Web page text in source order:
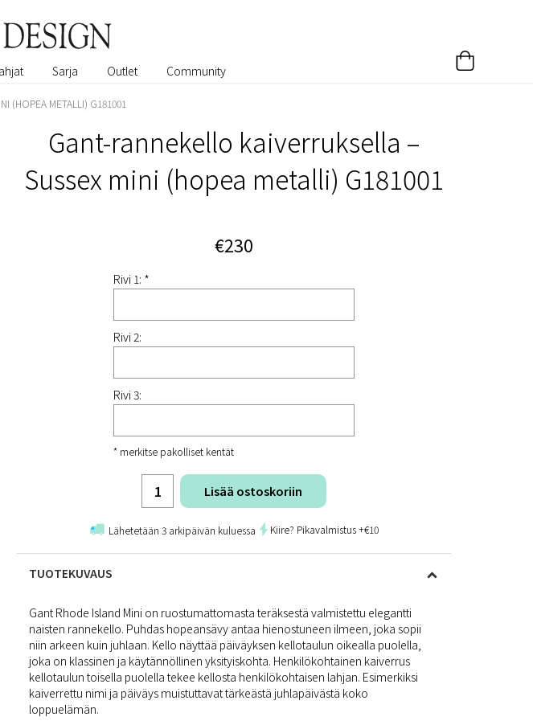
Sarja Outlet Community
(HOPEA METALLI) G181001
Gant-rannekello kaiverruksella –
Sussex mini (hopea metalli) G181001
€230
Rivi 1: *
Rivi 2:
Rivi 3:
* merkitse pakolliset kentät
Lisää ostoskoriin
Lähetetään 3 arkipäivän kuluessa Kiire? Pikavalmistus +€10
TUOTEKUVAUS
Gant Rhode Island Mini on ruostumattomasta teräksestä valmistettu elegantti
naisten rannekello. Puhdas hopeansävy antaa hienostuneen ilmeen, joka sopii
niin arkeen kuin juhlaan. Kello näyttää päiväyksen kellotaulun oikealla puolella,
joka on klassinen ja käytännöllinen yksityiskohta. Henkilökohtainen kaiverrus
kellotaulun toisella puolella tekee kellosta henkilökohtaisen lahjan. Esimerkiksi
kaiverrettu nimi ja päiväys muistuttavat tärkeästä juhlapäivästä koko
loppuelämän.